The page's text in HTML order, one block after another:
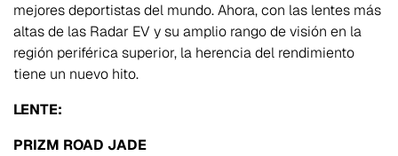
mejores deportistas del mundo. Ahora, con las lentes más
altas de las Radar EV y su amplio rango de visión en la
región periférica superior, la herencia del rendimiento
tiene un nuevo hito.
LENTE:
PRIZM ROAD JADE